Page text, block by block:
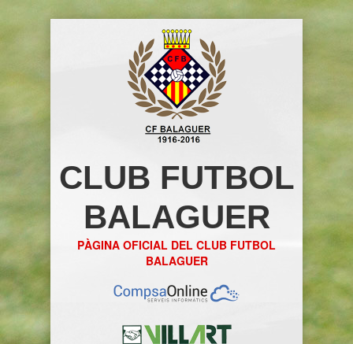
CLUB FUTBOL
BALAGUER
PÀGINA OFICIAL DEL CLUB FUTBOL
BALAGUER